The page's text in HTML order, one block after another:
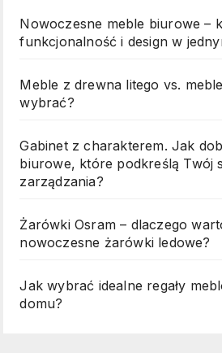
Nowoczesne meble biurowe –
funkcjonalność i design w
Meble z drewna litego vs.
wybrać?
Gabinet z charakterem. Jak
biurowe, które podkreślą Twój
zarządzania?
Żarówki Osram – dlaczego
nowoczesne żarówki ledowe?
Jak wybrać idealne regały
domu?